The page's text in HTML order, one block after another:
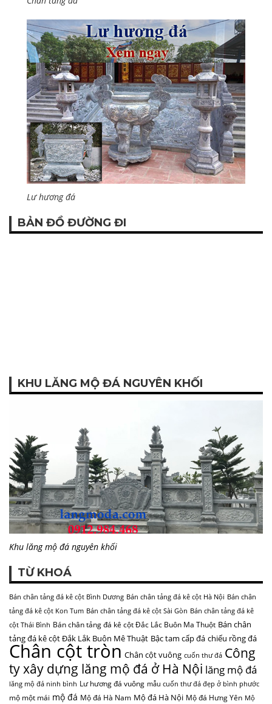
Lư hương đá
BẢN ĐỒ ĐƯỜNG ĐI
KHU LĂNG MỘ ĐÁ NGUYÊN KHỐI
Khu lăng mộ đá nguyên khối
TỪ KHOÁ
Bán chân tảng đá kê cột Bình Dương Bán chân tảng đá kê cột Hà Nội Bán chân
tảng đá kê cột Kon Tum Bán chân tảng đá kê cột Sài Gòn Bán chân tảng đá kê
cột Thái Bình Bán chân tảng đá kê cột Đắc Lắc Buôn Ma Thuột Bán chân
tảng đá kê cột Đắk Lắk Buôn Mê Thuật Bậc tam cấp đá chiếu rồng đá
Chân cột tròn Chân cột vuông cuốn thư đá Công
ty xây dựng lăng mộ đá ở Hà Nội lăng mộ đá
lăng mộ đá ninh bình Lư hương đá vuông mẫu cuốn thư đá đẹp ở bình phước
mộ một mái mộ đá Mộ đá Hà Nam Mộ đá Hà Nội Mộ đá Hưng Yên Mộ